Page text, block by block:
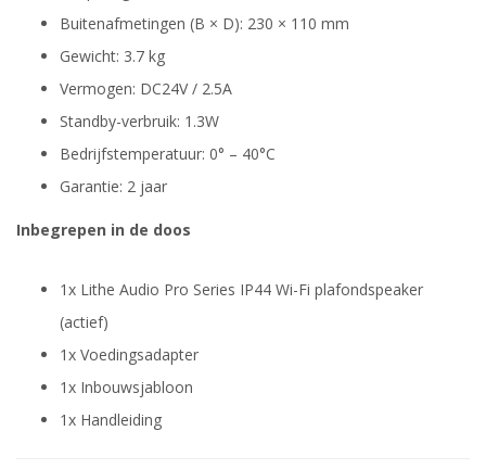
Buitenafmetingen (B × D): 230 × 110 mm
Gewicht: 3.7 kg
Vermogen: DC24V / 2.5A
Standby-verbruik: 1.3W
Bedrijfstemperatuur: 0° – 40°C
Garantie: 2 jaar
Inbegrepen in de doos
1x Lithe Audio Pro Series IP44 Wi-Fi plafondspeaker
(actief)
1x Voedingsadapter
1x Inbouwsjabloon
1x Handleiding